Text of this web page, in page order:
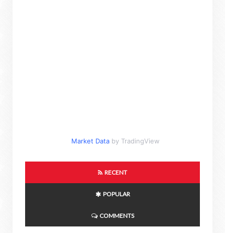
Market Data by TradingView
RECENT
POPULAR
COMMENTS